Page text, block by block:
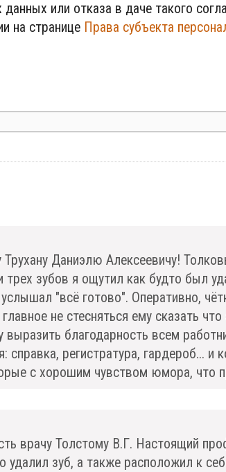
или отказа в даче такого
на странице Права субъекта
Трухану Даниэлю Алексеевичу!
зубов я ощутил как будто был
"всё готово". Оперативно,
не стесняться ему сказать
выразить благодарность всем
справка, регистратура, гардероб... и
с хорошим чувством юмора, что
врачу Толстому В.Г. Настоящий
удалил зуб, а также расположил к